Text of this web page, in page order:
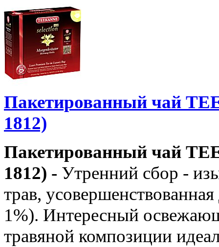
Пакетированный чай
1812)
Пакетированный чай
1812) - Утренний сбор -
трав,
1%). Интересный
травяной композиции